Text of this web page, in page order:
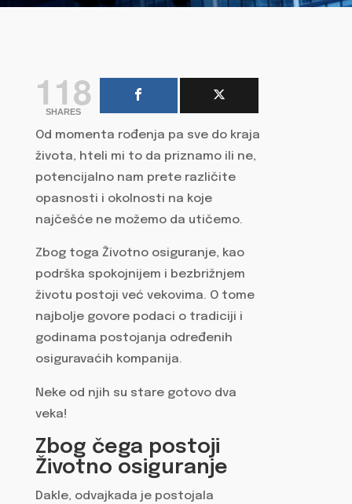
118
SHARES
Od momenta rođenja pa sve do kraja
života, hteli mi to da priznamo ili ne,
potencijalno nam prete različite
opasnosti i okolnosti na koje
najčešće ne možemo da utičemo.
Zbog toga Životno osiguranje, kao
podrška spokojnijem i bezbrižnjem
životu postoji već vekovima. O tome
najbolje govore podaci o tradiciji i
godinama postojanja određenih
osiguravaćih kompanija.
Neke od njih su stare gotovo dva
veka!
Zbog čega postoji
Životno osiguranje
Dakle, odvajkada je postojala